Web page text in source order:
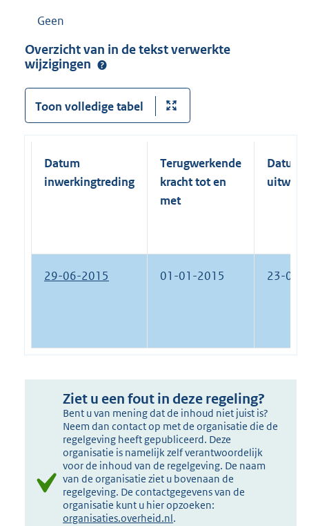
Geen
Overzicht van in de tekst verwerkte
wijzigingen
Toon volledige tabel
Datum
inwerkingtreding
Terugwerkende
kracht tot en
met
Datum
29-06-2015 01-01-2015 23-04-
Ziet u een fout in deze regeling?
Bent u van mening dat de inhoud niet juist is?
Neem dan contact op met de organisatie die de
regelgeving heeft gepubliceerd. Deze
organisatie is namelijk zelf verantwoordelijk
voor de inhoud van de regelgeving. De naam
van de organisatie ziet u bovenaan de
regelgeving. De contactgegevens van de
organisatie kunt u hier opzoeken:
organisaties.overheid.nl.